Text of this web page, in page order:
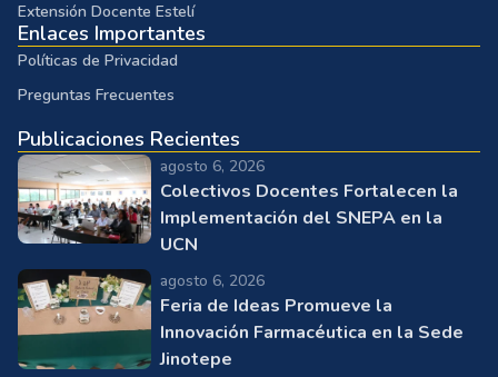
Extensión Docente Estelí
Enlaces Importantes
Políticas de Privacidad
Preguntas Frecuentes
Publicaciones Recientes
agosto 6, 2026
Colectivos Docentes Fortalecen la
Implementación del SNEPA en la
UCN
agosto 6, 2026
Feria de Ideas Promueve la
Innovación Farmacéutica en la Sede
Jinotepe